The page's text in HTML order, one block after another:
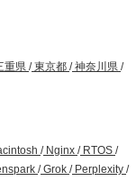
重県 /東京都 /神奈川県 /
/Nginx /RTOS /
/Grok /Perplexity /